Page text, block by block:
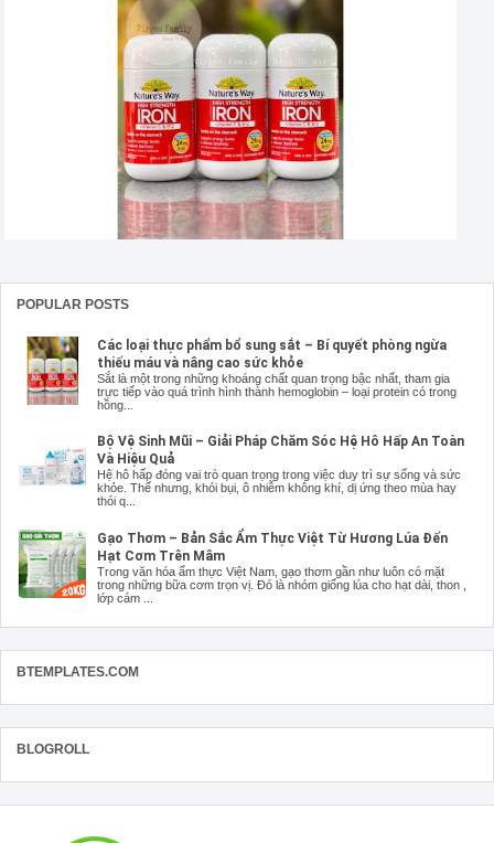
POPULAR POSTS
Các loại thực phẩm bổ sung sắt – Bí quyết phòng ngừa
thiếu máu và nâng cao sức khỏe
Sắt là một trong những khoáng chất quan trọng bậc nhất, tham gia
trực tiếp vào quá trình hình thành hemoglobin – loại protein có trong
hồng...
Bộ Vệ Sinh Mũi – Giải Pháp Chăm Sóc Hệ Hô Hấp An Toàn
Và Hiệu Quả
Hệ hô hấp đóng vai trò quan trọng trong việc duy trì sự sống và sức
khỏe. Thế nhưng, khói bụi, ô nhiễm không khí, dị ứng theo mùa hay
thói q...
Gạo Thơm – Bản Sắc Ẩm Thực Việt Từ Hương Lúa Đến
Hạt Cơm Trên Mâm
Trong văn hóa ẩm thực Việt Nam, gạo thơm gần như luôn có mặt
trong những bữa cơm trọn vị. Đó là nhóm giống lúa cho hạt dài, thon ,
lớp cám ...
BTEMPLATES.COM
BLOGROLL